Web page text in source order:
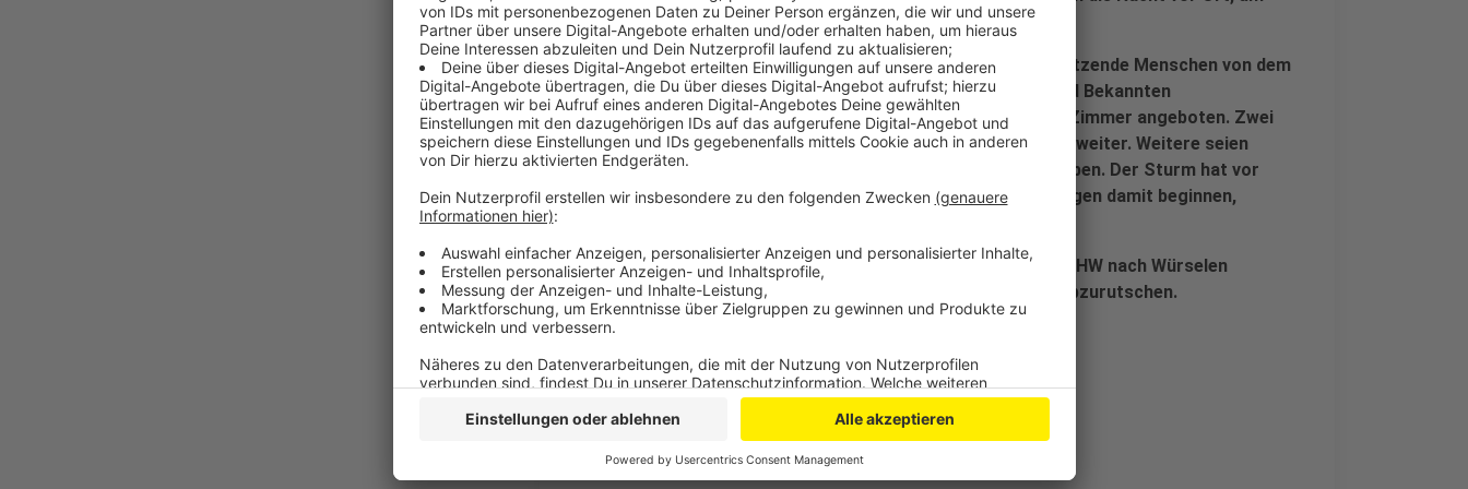
Licht für die Aufräumarbeiten zu liefern.
Nach Auskunft der Feuerwehr vom Mittwochabend waren Dutzende Menschen von dem
tornadoartigen Wind betroffen. Einige seien bei Freunden und Bekannten
untergekommen. Anderen hat ein Hotelier im Ort kostenlos Zimmer angeboten. Zwei
Häuser hätten kein Obergeschoss mehr, sagte der Sprecher weiter. Weitere seien
derzeit nicht bewohnbar. Es habe fünf Leichtverletzten gegeben. Der Sturm hat vor
allem zwei Straßenzüge getroffen. Am Donnerstag will Roetgen damit beginnen,
Schon Mittwochmorgen waren die Helfer des Euskirchener THW nach Würselen
ausgerückt. Dort drohte ein Abwasserkanal in einem Fluss abzurutschen.
Veröffentlicht:
Anzeige